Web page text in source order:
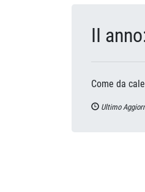
II
Come da
Ultimo